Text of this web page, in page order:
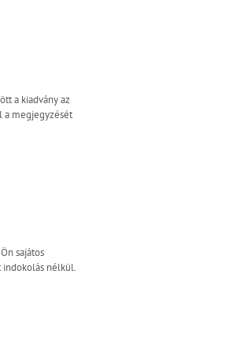
a kiadvány az
a megjegyzését
sajátos
indokolás nélkül.